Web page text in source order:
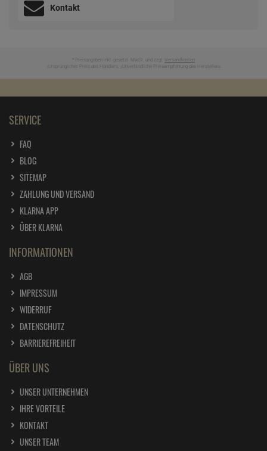
Kontakt
* Preisangaben inkl. gesetzl. MwSt. und zzgl. Versandkosten
Ursprünglicher Preis des Händlers, Unverbindliche Preisempfehlung des Herstellers
SERVICE
FAQ
BLOG
SITEMAP
ZAHLUNG UND VERSAND
KLARNA APP
ÜBER KLARNA
INFORMATIONEN
AGB
IMPRESSUM
WIDERRUF
DATENSCHUTZ
BARRIEREFREIHEIT
ÜBER UNS
UNSER UNTERNEHMEN
IHRE VORTEILE
KONTAKT
UNSER TEAM